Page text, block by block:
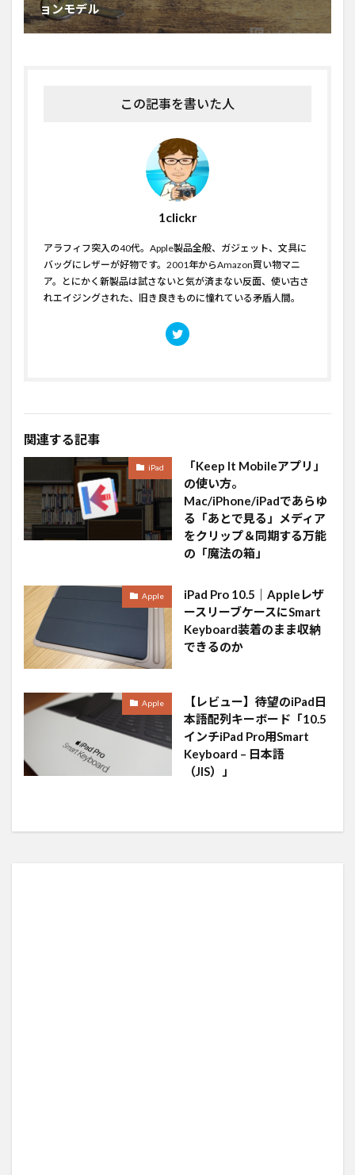
ョンモデル
この記事を書いた人
1clickr
アラフィフ突入の40代。Apple製品全般、ガジェット、文具に
バッグにレザーが好物です。2001年からAmazon買い物マニ
ア。とにかく新製品は試さないと気が済まない反面、使い古さ
れエイジングされた、旧き良きものに憧れている矛盾人間。
関連する記事
iPad
「Keep It Mobileアプリ」
の使い方。
Mac/iPhone/iPadであらゆ
る「あとで見る」メディア
をクリップ＆同期する万能
の「魔法の箱」
Apple
iPad Pro 10.5｜Appleレザ
ースリーブケースにSmart
Keyboard装着のまま収納
できるのか
Apple
【レビュー】待望のiPad日
本語配列キーボード「10.5
インチiPad Pro用Smart
Keyboard – 日本語
（JIS）」